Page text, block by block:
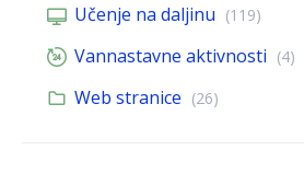
Učenje na daljinu (119)
Vannastavne aktivnosti (4)
Web stranice (26)